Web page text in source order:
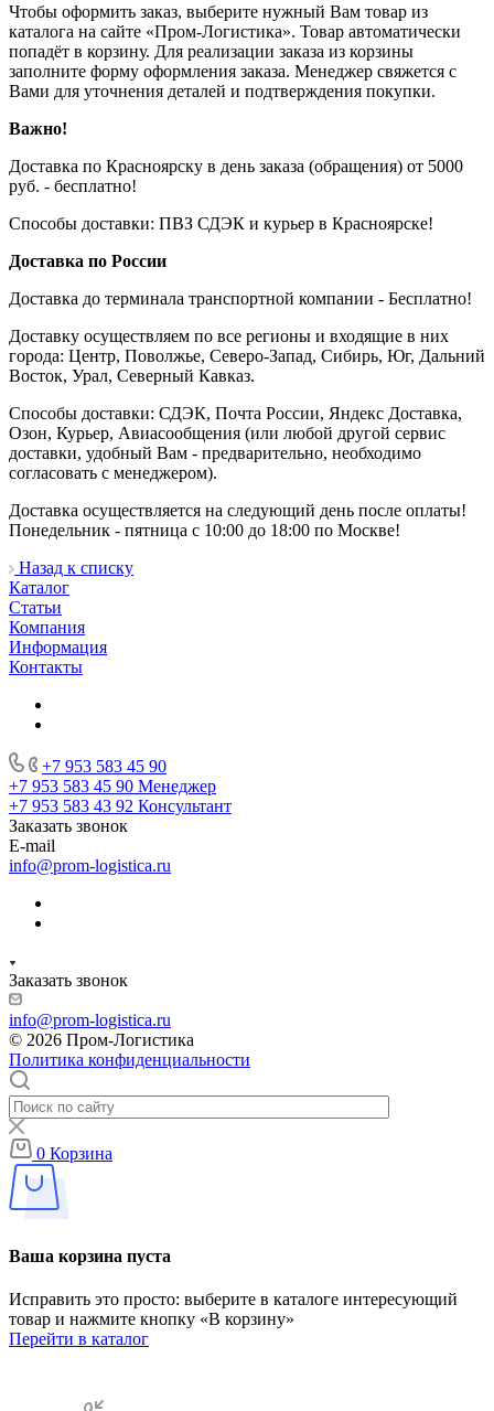
Чтобы оформить заказ, выберите нужный Вам товар из
каталога на сайте «Пром-Логистика». Товар автоматически
попадёт в корзину. Для реализации заказа из корзины
заполните форму оформления заказа. Менеджер свяжется с
Вами для уточнения деталей и подтверждения покупки.
Важно!
Доставка по Красноярску в день заказа (обращения) от 5000
руб. - бесплатно!
Способы доставки: ПВЗ СДЭК и курьер в Красноярске!
Доставка по России
Доставка до терминала транспортной компании - Бесплатно!
Доставку осуществляем по все регионы и входящие в них
города: Центр, Поволжье, Северо-Запад, Сибирь, Юг, Дальний
Восток, Урал, Северный Кавказ.
Способы доставки: СДЭК, Почта России, Яндекс Доставка,
Озон, Курьер, Авиасообщения (или любой другой сервис
доставки, удобный Вам - предварительно, необходимо
согласовать с менеджером).
Доставка осуществляется на следующий день после оплаты!
Понедельник - пятница с 10:00 до 18:00 по Москве!
Назад к списку
Каталог
Статьи
Компания
Информация
Контакты
+7 953 583 45 90
+7 953 583 45 90 Менеджер
+7 953 583 43 92 Консультант
Заказать звонок
E-mail
info@prom-logistica.ru
Заказать звонок
info@prom-logistica.ru
© 2026 Пром-Логистика
Политика конфиденциальности
0 Корзина
Ваша корзина пуста
Исправить это просто: выберите в каталоге интересующий
товар и нажмите кнопку «В корзину»
Перейти в каталог